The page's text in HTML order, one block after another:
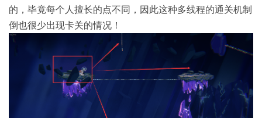
的，毕竟每个人擅长的点不同，因此这种多线程的通关机制
倒也很少出现卡关的情况！